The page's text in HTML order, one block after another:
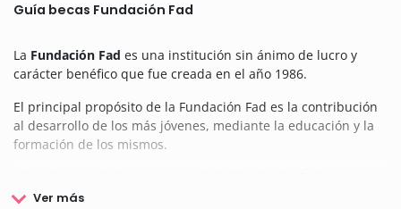
Guía becas Fundación Fad
La Fundación Fad es una institución sin ánimo de lucro y
carácter benéfico que fue creada en el año 1986.
El principal propósito de la Fundación Fad es la contribución
al desarrollo de los más jóvenes, mediante la educación y la
formación de los mismos.
determinadas conductas de riesgo entre los más jóvenes,